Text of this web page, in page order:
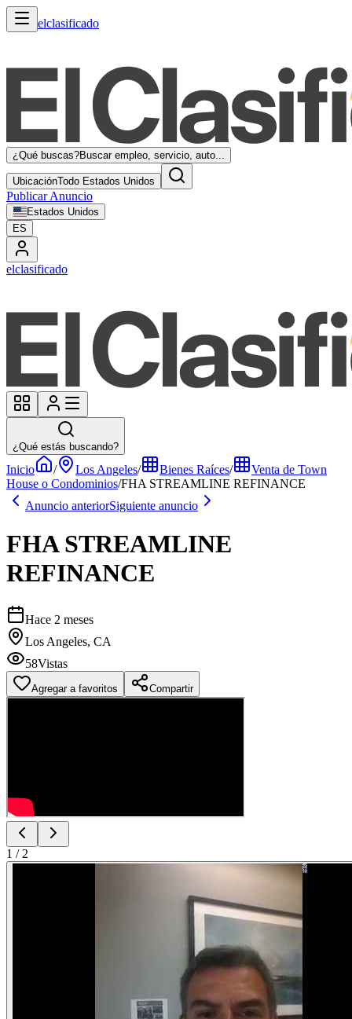
elclasificado
¿Qué buscas?Buscar empleo, servicio, auto...
UbicaciónTodo Estados Unidos
Publicar Anuncio
Estados Unidos
ES
elclasificado
¿Qué estás buscando?
Inicio / Los Angeles/ Bienes Raíces/
Venta de Town
House o Condominios/FHA STREAMLINE REFINANCE
Anuncio anteriorSiguiente anuncio
FHA STREAMLINE
REFINANCE
Hace 2 meses
Los Angeles, CA
58Vistas
Agregar a favoritos Compartir
1 / 2